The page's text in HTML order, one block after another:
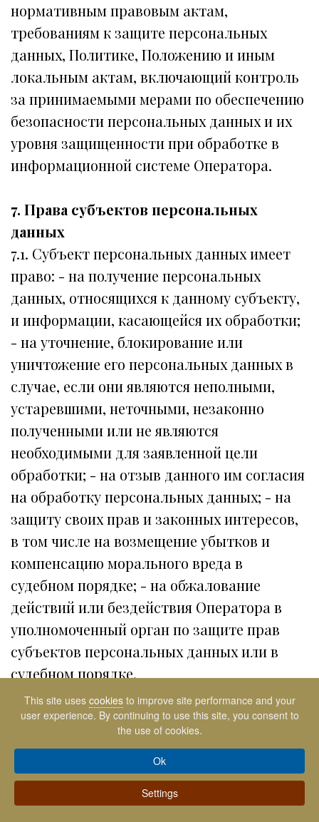
This site uses cookiesto improve site performance and your
user experience. By continuing to use this site, you consent to
the use of cookies.
Ok
Settings
нормативным правовым актам,
требованиям к защите персональных
данных, Политике, Положению и иным
локальным актам, включающий контроль
за принимаемыми мерами по обеспечению
безопасности персональных данных и их
уровня защищенности при обработке в
информационной системе Оператора.
7. Права субъектов персональных
данных
7.1. Субъект персональных данных имеет
право: - на получение персональных
данных, относящихся к данному субъекту,
и информации, касающейся их обработки;
- на уточнение, блокирование или
уничтожение его персональных данных в
случае, если они являются неполными,
устаревшими, неточными, незаконно
полученными или не являются
необходимыми для заявленной цели
обработки; - на отзыв данного им согласия
на обработку персональных данных; - на
защиту своих прав и законных интересов,
в том числе на возмещение убытков и
компенсацию морального вреда в
судебном порядке; - на обжалование
действий или бездействия Оператора в
уполномоченный орган по защите прав
субъектов персональных данных или в
судебном порядке.
7.2. Для реализации своих прав и законных
интересов субъекты персональных данных
имеют право обратиться к Оператору либо
направить запрос лично или с помощью
представителя. Запрос должен содержать
сведения, указанные в ч. 3 ст. 14 ФЗ «О